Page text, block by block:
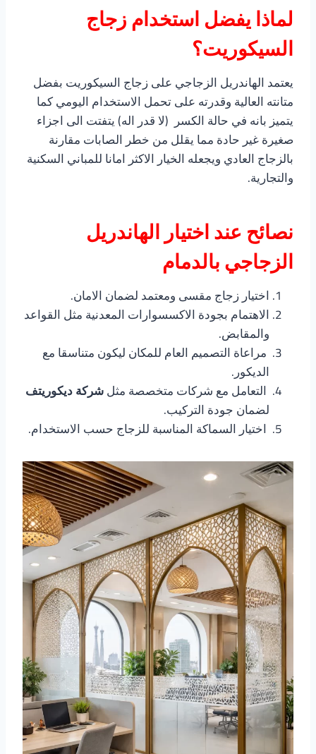
لماذا يفضل استخدام زجاج
السيكوريت؟
يعتمد الهاندريل الزجاجي على زجاج السيكوريت بفضل
متانته العالية وقدرته على تحمل الاستخدام اليومي كما
يتميز بانه في حالة الكسر (لا قدر اله) يتفتت الى اجزاء
صغيرة غير حادة مما يقلل من خطر الصابات مقارنة
بالزجاج العادي ويجعله الخيار الاكثر امانا للمباني السكنية
والتجارية.
نصائح عند اختيار الهاندريل
الزجاجي بالدمام
اختيار زجاج مقسى ومعتمد لضمان الامان.
الاهتمام بجودة الاكسسوارات المعدنية مثل القواعد
والمقابض.
مراعاة التصميم العام للمكان ليكون متناسقا مع
الديكور.
التعامل مع شركات متخصصة مثلشركة ديكوريتف
لضمان جودة التركيب.
اختيار السماكة المناسبة للزجاج حسب الاستخدام.